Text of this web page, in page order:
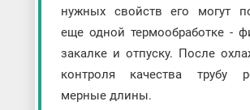
нужных свойств его могут
еще одной термообработке -
закалке и отпуску. После
контроля качества трубу
мерные длины.